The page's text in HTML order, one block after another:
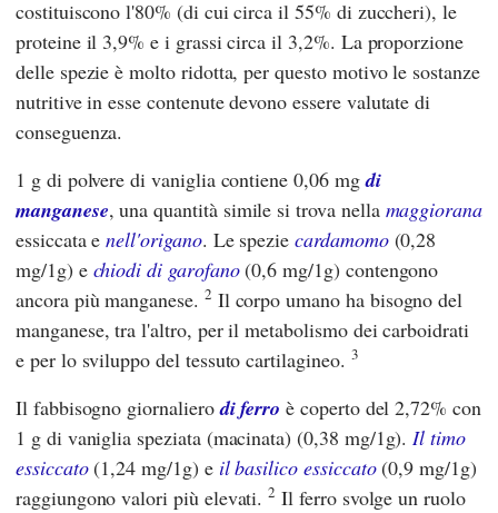
costituiscono l'80% (di cui circa il 55% di zuccheri), le
proteine il 3,9% e i grassi circa il 3,2%. La proporzione
delle spezie è molto ridotta, per questo motivo le sostanze
nutritive in esse contenute devono essere valutate di
conseguenza.
1 g di polvere di vaniglia contiene 0,06 mgdi
manganese, una quantità simile si trova nella maggiorana
essiccata enell'origano. Le speziecardamomo(0,28
mg/1g) e chiodi di garofano(0,6 mg/1g) contengono
ancora più manganese. 2 Il corpo umano ha bisogno del
manganese, tra l'altro, per il metabolismo dei carboidrati
e per lo sviluppo del tessuto cartilagineo. 3
Il fabbisogno giornalierodi ferro è coperto del 2,72% con
1 g di vaniglia speziata (macinata) (0,38 mg/1g).Il timo
essiccato(1,24 mg/1g) e il basilico essiccato(0,9 mg/1g)
raggiungono valori più elevati.2 Il ferro svolge un ruolo